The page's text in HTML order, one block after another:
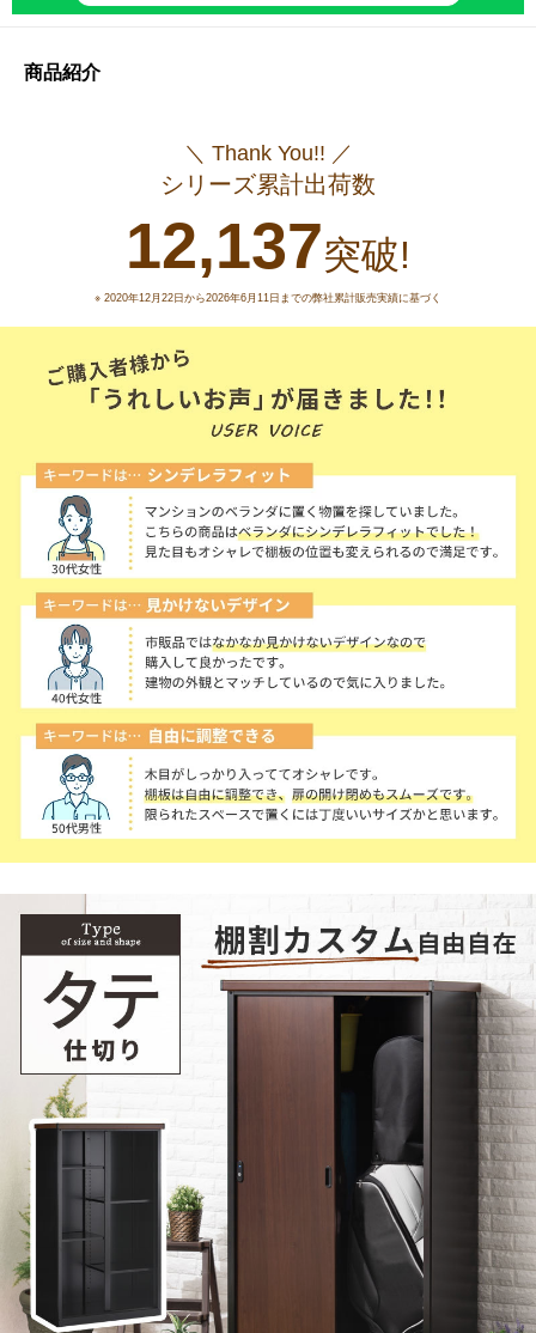
商品紹介
＼ Thank You!! ／
シリーズ累計出荷数
12,137突破!
※ 2020年12月22日から2026年6月11日までの弊社累計販売実績に基づく